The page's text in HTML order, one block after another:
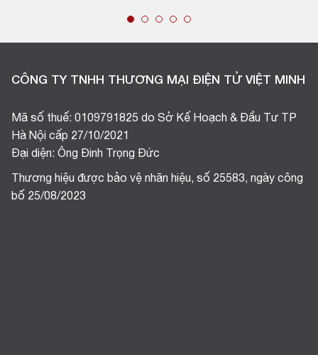
CÔNG TY TNHH THƯƠNG MẠI ĐIỆN TỬ VIỆT MINH
Mã số thuế: 0109791825 do Sở Kế Hoạch & Đầu Tư TP
Hà Nội cấp 27/10/2021
Đại diện: Ông Đinh Trọng Đức
Thương hiệu được bảo vệ nhãn hiệu, số 25583, ngày công
bố 25/08/2023